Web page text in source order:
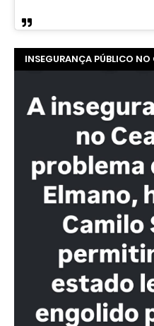
INSEGURANÇA PÚBLICO NO